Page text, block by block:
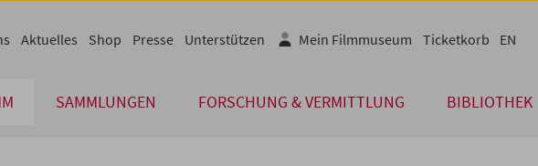
SAMMLUNGEN FORSCHUNG & VERMITTLUNG BIBLIOTHEK
Aktuelles Shop Presse Unterstützen Mein Filmmuseum Ticketkorb EN